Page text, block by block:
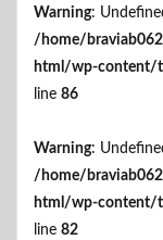
Warning:
/home/
html/wp-content/
line 86
Warning:
/home/
html/wp-content/
line 82